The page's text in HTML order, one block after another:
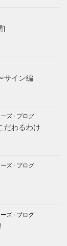
]
サイン編
ズ / ブログ
だわるわけ
ズ / ブログ
ズ / ブログ